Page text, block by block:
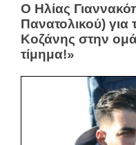
Ο Ηλίας
Πανατολικού)
Κοζάνης στην
τίμημα!»